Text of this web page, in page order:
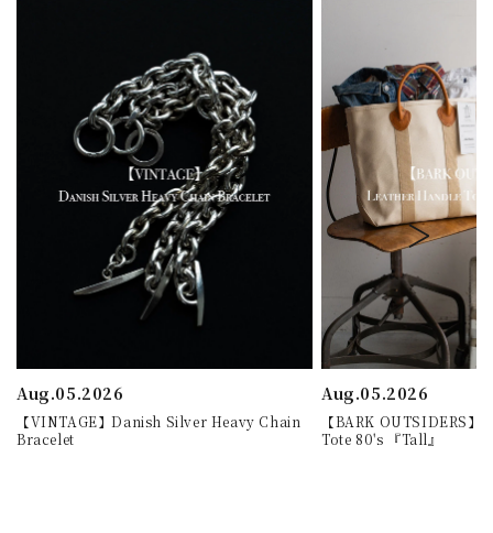
Aug.05.2026
【VINTAGE】Danish Silver Heavy Chain
Bracelet
Aug.05.2026
【BARK OUTSIDERS
Tote 80's 『Tall』